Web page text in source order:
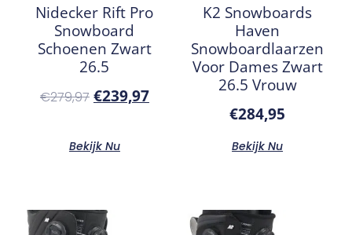
Nidecker Rift Pro
Snowboard
Schoenen Zwart
26.5
€279,97 €239,97
Bekijk Nu
K2 Snowboards
Haven
Snowboardlaarzen
Voor Dames Zwart
26.5 Vrouw
€284,95
Bekijk Nu